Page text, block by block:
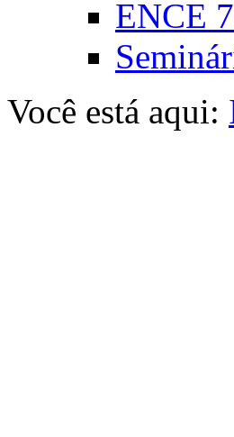
ENCE
Você está aqui: